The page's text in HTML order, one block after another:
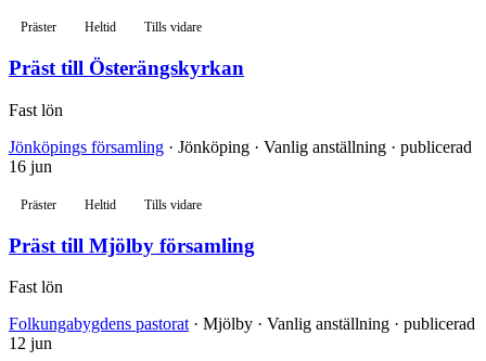
Präster Heltid Tills vidare
Präst till Österängskyrkan
Fast lön
Jönköpings församling · Jönköping · Vanlig anställning · publicerad
16 jun
Präster Heltid Tills vidare
Präst till Mjölby församling
Fast lön
Folkungabygdens pastorat · Mjölby · Vanlig anställning · publicerad
12 jun